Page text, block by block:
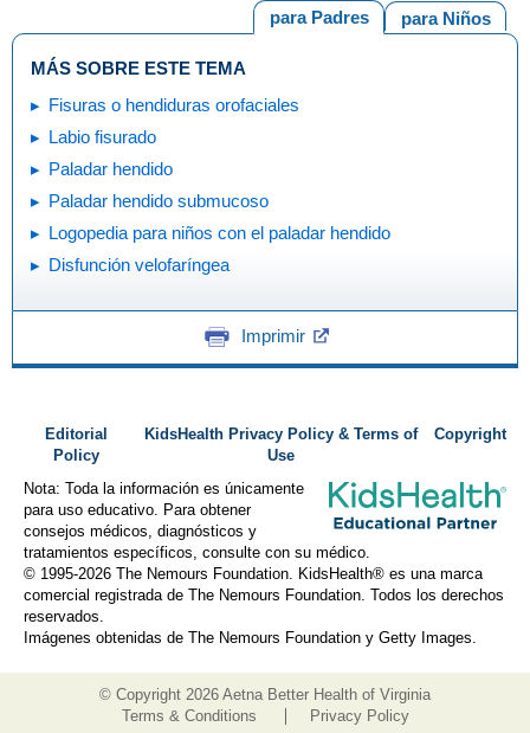
para Niños
para Padres
MÁS SOBRE ESTE TEMA
Fisuras o hendiduras orofaciales
Labio fisurado
Paladar hendido
Paladar hendido submucoso
Logopedia para niños con el paladar hendido
Disfunción velofaríngea
Imprimir
Editorial
Policy
KidsHealth Privacy Policy & Terms of
Use
Copyright
Nota: Toda la información es únicamente
para uso educativo. Para obtener
consejos médicos, diagnósticos y
tratamientos específicos, consulte con su médico.
© 1995-2026 The Nemours Foundation. KidsHealth® es una marca
comercial registrada de The Nemours Foundation. Todos los derechos
reservados.
Imágenes obtenidas de The Nemours Foundation y Getty Images.
© Copyright 2026 Aetna Better Health of Virginia
Terms & Conditions
Privacy Policy